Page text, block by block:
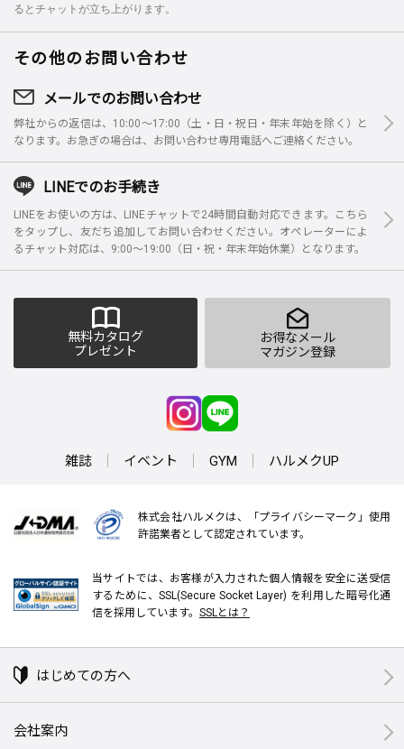
るとチャットが立ち上がります。
その他のお問い合わせ
メールでのお問い合わせ
弊社からの返信は、10:00～17:00（土・日・祝日・年末年始を除く）と
なります。お急ぎの場合は、お問い合わせ専用電話へご連絡ください。
LINEでのお手続き
LINEをお使いの方は、LINEチャットで24時間自動対応できます。こちら
をタップし、友だち追加してお問い合わせください。オペレーターによ
るチャット対応は、9:00～19:00（日・祝・年末年始休業）となります。
無料カタログ
プレゼント
お得なメール
マガジン登録
雑誌 イベント GYM ハルメクUP
株式会社ハルメクは、「プライバシーマーク」使用
許諾業者として認定されています。
当サイトでは、お客様が入力された個人情報を安全に送受信
するために、SSL(Secure Socket Layer) を利用した暗号化通
信を採用しています。 SSLとは？
はじめての方へ
会社案内